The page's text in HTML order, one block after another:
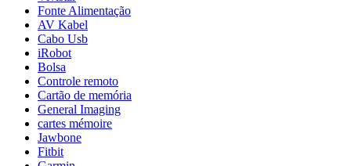
Fonte Alimentação
AV Kabel
Cabo Usb
iRobot
Bolsa
Controle remoto
Cartão de memória
General Imaging
cartes mémoire
Jawbone
Fitbit